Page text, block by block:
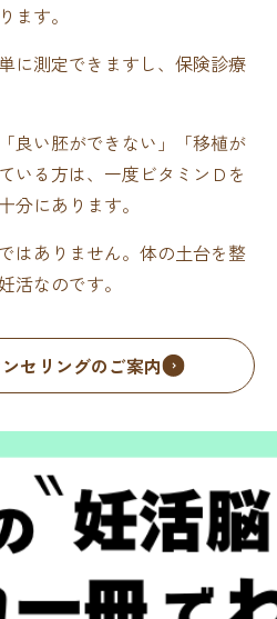
ます。
に測定できますし、保険診療
良い胚ができない」「移植が
いる方は、一度ビタミンＤを
分にあります。
はありません。体の土台を整
活なのです。
セリングのご案内